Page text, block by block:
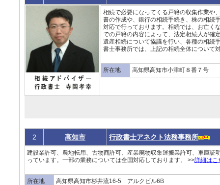
相続で必要になってくる戸籍の収集作業や
書の作成や、銀行の相続手続き、株の相続
対応で行っております。相続では、お亡く
での戸籍の内容によって、法定相続人が確
遺産相続について協議を行い、各種の相続
書士事務所では、上記の相続全体について
所在地 高知県高知市小津町８番７号
2 高知市 行政書士アネクト法務事務所
建設業許可、農地転用、古物商許可、産業廃物収集運搬業許可、車庫証
っています。一部の業務については全国対応しております。 >>詳細はこ
所在地 高知県高知市杉井流16-5 アルクビル6B